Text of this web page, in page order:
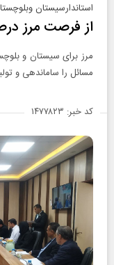
استاندارسیستان
از فرصت مرز
مرز برای سیستان و
مسائل را ساماندهی و
کد خبر: ۱۴۷۷۸۲۳